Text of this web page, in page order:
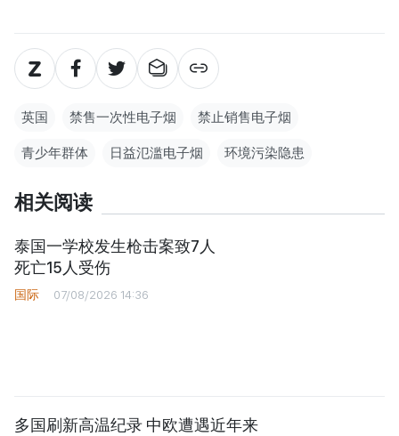
英国 禁售一次性电子烟 禁止销售电子烟
青少年群体 日益氾滥电子烟 环境污染隐患
相关阅读
泰国一学校发生枪击案致7人
死亡15人受伤
国际 07/08/2026 14:36
多国刷新高温纪录 中欧遭遇近年来